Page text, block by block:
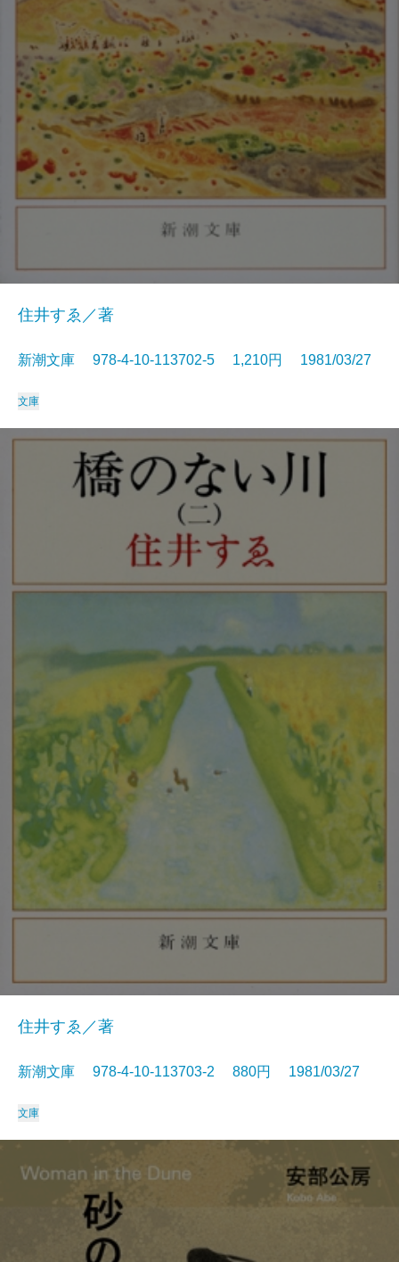
住井すゑ／著
新潮文庫 978-4-10-113702-5 1,210円 1981/03/27
文庫
住井すゑ／著
新潮文庫 978-4-10-113703-2 880円 1981/03/27
文庫